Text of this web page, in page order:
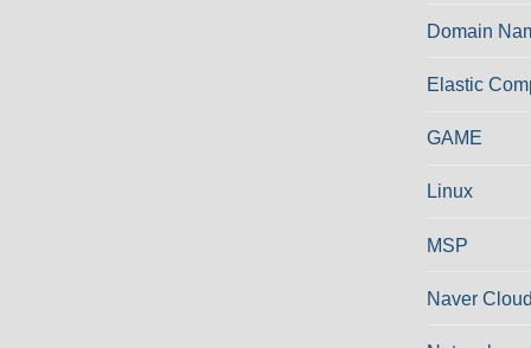
Domain
Elastic
GAME
Linux
MSP
Naver